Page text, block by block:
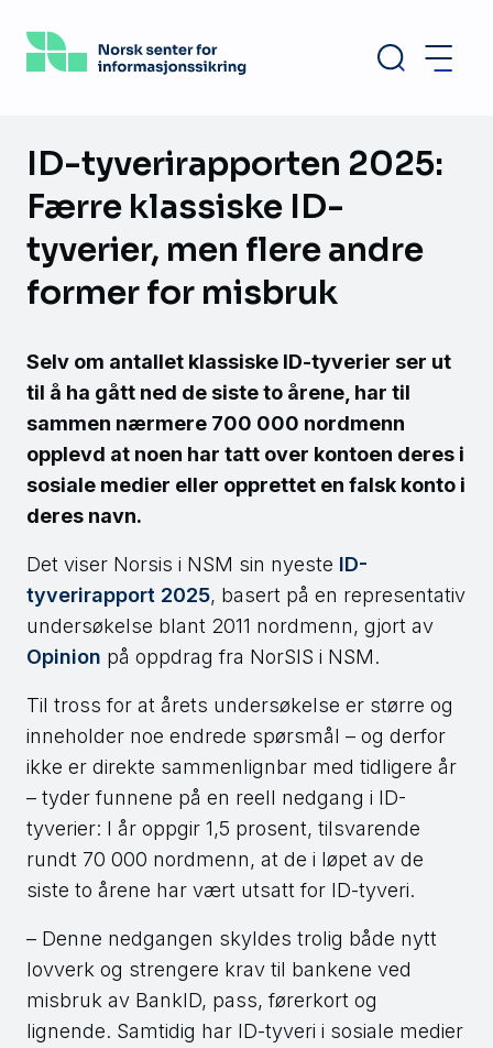
hovedinnhold
ID-tyverirapporten 2025:
Færre klassiske ID-
tyverier, men flere andre
former for misbruk
Selv om antallet klassiske ID-tyverier ser ut
til å ha gått ned de siste to årene, har til
sammen nærmere 700 000 nordmenn
opplevd at noen har tatt over kontoen deres i
sosiale medier eller opprettet en falsk konto i
deres navn.
Det viser Norsis i NSM sin nyeste ID-
tyverirapport 2025, basert på en representativ
undersøkelse blant 2011 nordmenn, gjort av
Opinion på oppdrag fra NorSIS i NSM.
Til tross for at årets undersøkelse er større og
inneholder noe endrede spørsmål – og derfor
ikke er direkte sammenlignbar med tidligere år
– tyder funnene på en reell nedgang i ID-
tyverier: I år oppgir 1,5 prosent, tilsvarende
rundt 70 000 nordmenn, at de i løpet av de
siste to årene har vært utsatt for ID-tyveri.
– Denne nedgangen skyldes trolig både nytt
lovverk og strengere krav til bankene ved
misbruk av BankID, pass, førerkort og
lignende. Samtidig har ID-tyveri i sosiale medier